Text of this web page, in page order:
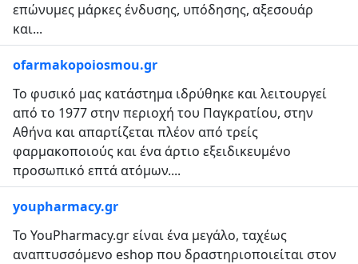
επώνυμες μάρκες ένδυσης, υπόδησης, αξεσουάρ
και...
ofarmakopoiosmou.gr
Το φυσικό μας κατάστημα ιδρύθηκε και λειτουργεί
από το 1977 στην περιοχή του Παγκρατίου, στην
Αθήνα και απαρτίζεται πλέον από τρείς
φαρμακοποιούς και ένα άρτιο εξειδικευμένο
προσωπικό επτά ατόμων....
youpharmacy.gr
Το YouPharmacy.gr είναι ένα μεγάλο, ταχέως
αναπτυσσόμενο eshop που δραστηριοποιείται στον